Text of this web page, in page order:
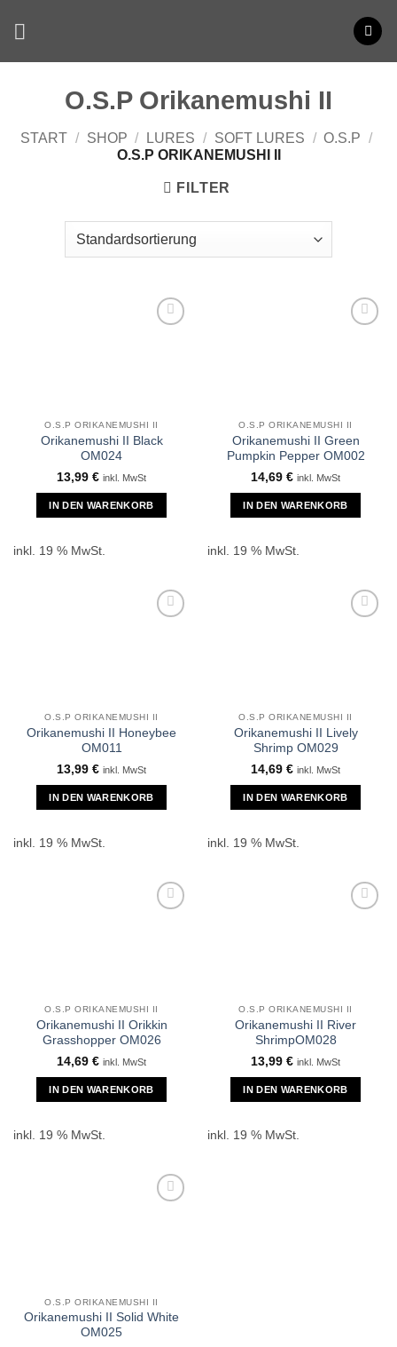
O.S.P Orikanemushi II
START / SHOP / LURES / SOFT LURES / O.S.P /
O.S.P ORIKANEMUSHI II
FILTER
O.S.P ORIKANEMUSHI II
Orikanemushi II Black
OM024
13,99 € inkl. MwSt
IN DEN WARENKORB
inkl. 19 % MwSt.
O.S.P ORIKANEMUSHI II
Orikanemushi II Green
Pumpkin Pepper OM002
14,69 € inkl. MwSt
IN DEN WARENKORB
inkl. 19 % MwSt.
O.S.P ORIKANEMUSHI II
Orikanemushi II Honeybee
OM011
13,99 € inkl. MwSt
IN DEN WARENKORB
inkl. 19 % MwSt.
O.S.P ORIKANEMUSHI II
Orikanemushi II Lively
Shrimp OM029
14,69 € inkl. MwSt
IN DEN WARENKORB
inkl. 19 % MwSt.
O.S.P ORIKANEMUSHI II
Orikanemushi II Orikkin
Grasshopper OM026
14,69 € inkl. MwSt
IN DEN WARENKORB
inkl. 19 % MwSt.
O.S.P ORIKANEMUSHI II
Orikanemushi II River
ShrimpOM028
13,99 € inkl. MwSt
IN DEN WARENKORB
inkl. 19 % MwSt.
O.S.P ORIKANEMUSHI II
Orikanemushi II Solid White
OM025